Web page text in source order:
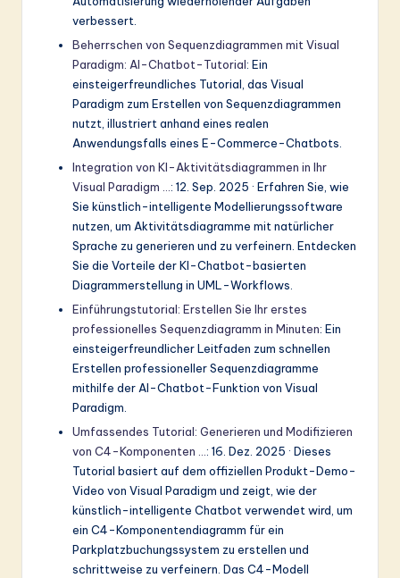
verbessert.
Beherrschen von Sequenzdiagrammen mit Visual
Paradigm: AI-Chatbot-Tutorial: Ein
einsteigerfreundliches Tutorial, das Visual
Paradigm zum Erstellen von Sequenzdiagrammen
nutzt, illustriert anhand eines realen
Anwendungsfalls eines E-Commerce-Chatbots.
Integration von KI-Aktivitätsdiagrammen in Ihr
Visual Paradigm … : 12. Sep. 2025 · Erfahren Sie, wie
Sie künstlich-intelligente Modellierungssoftware
nutzen, um Aktivitätsdiagramme mit natürlicher
Sprache zu generieren und zu verfeinern. Entdecken
Sie die Vorteile der KI-Chatbot-basierten
Diagrammerstellung in UML-Workflows.
Einführungstutorial: Erstellen Sie Ihr erstes
professionelles Sequenzdiagramm in Minuten: Ein
einsteigerfreundlicher Leitfaden zum schnellen
Erstellen professioneller Sequenzdiagramme
mithilfe der AI-Chatbot-Funktion von Visual
Paradigm.
Umfassendes Tutorial: Generieren und Modifizieren
von C4-Komponenten … : 16. Dez. 2025 · Dieses
Tutorial basiert auf dem offiziellen Produkt-Demo-
Video von Visual Paradigm und zeigt, wie der
künstlich-intelligente Chatbot verwendet wird, um
ein C4-Komponentendiagramm für ein
Parkplatzbuchungssystem zu erstellen und
schrittweise zu verfeinern. Das C4-Modell